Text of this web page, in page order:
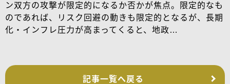
ン双方の攻撃が限定的になるか否かが焦点。限定的なも
のであれば、リスク回避の動きも限定的となるが、長期
化・インフレ圧力が高まってくると、地政…
記事一覧へ戻る